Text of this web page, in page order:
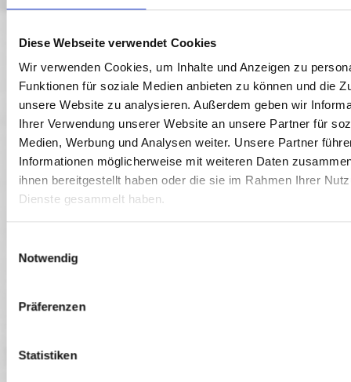
Diese Webseite verwendet Cookies
Wir verwenden Cookies, um Inhalte und Anzeigen zu
Funktionen für soziale Medien anbieten zu können und die
unsere Website zu analysieren. Außerdem geben wir
Ihrer Verwendung unserer Website an unsere Partner für
Medien, Werbung und Analysen weiter. Unsere Partner
Informationen möglicherweise mit weiteren Daten
ihnen bereitgestellt haben oder die sie im Rahmen Ihrer
Dienste gesammelt haben.
Notwendig
Präferenzen
Statistiken
Weitere Impressionen